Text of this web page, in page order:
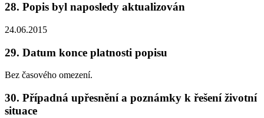
28. Popis byl naposledy aktualizován
24.06.2015
29. Datum konce platnosti popisu
Bez časového omezení.
30. Případná upřesnění a poznámky k řešení životní
situace